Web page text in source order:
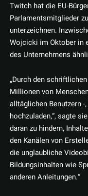
Twitch hat die EU-
Parlamentsmitglieder
unterzeichnen.
Wojcicki im Oktober in
des Unternehmens
„Durch den
Millionen von
alltäglichen Benutzern
hochzuladen,“, sagte
daran zu hindern,
den Kanälen von
die unglaubliche
Bildungsinhalten wie
anderen Anleitungen.“